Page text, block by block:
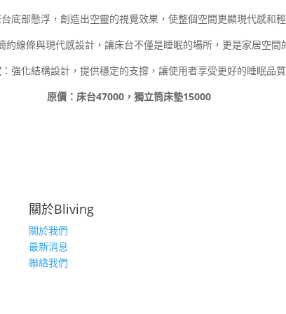
台底部懸浮，創造出空靈的視覺效果，使整個空間更顯現代感和輕
約線條與現代感設計，讓床台不僅是睡眠的場所，更是家居空間
：強化結構設計，提供穩定的支撐，讓使用者享受更好的睡眠品質
原價：床台47000，獨立筒床墊15000
關於Bliving
關於我們
最新消息
聯絡我們